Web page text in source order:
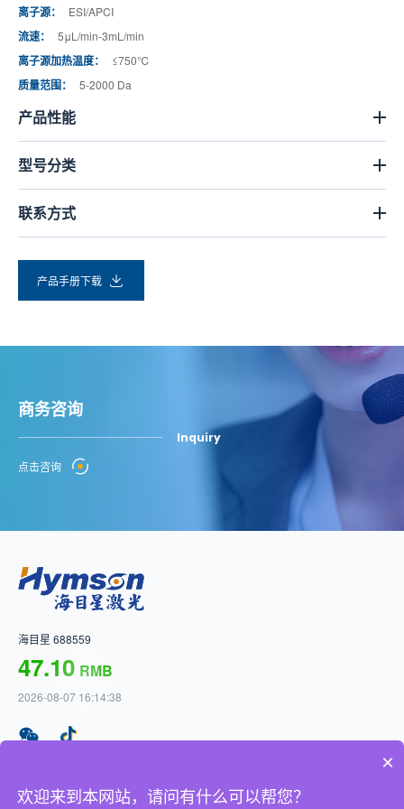
离子源： ESI/APCI
流速： 5μL/min-3mL/min
离子源加热温度： ≤750℃
质量范围： 5-2000 Da
产品性能
型号分类
联系方式
产品手册下载
商务咨询
Inquiry
点击咨询
海目星 688559
47.10 RMB
2026-08-07 16:14:38
×
欢迎来到本网站，请问有什么可以帮您？